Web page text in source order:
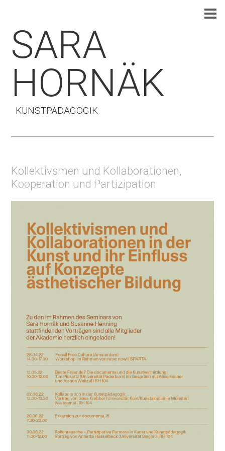
SARA
HORNÄK
KUNSTPÄDAGOGIK
Kollektivsmen und Kollaborationen,
Kooperation und Partizipation